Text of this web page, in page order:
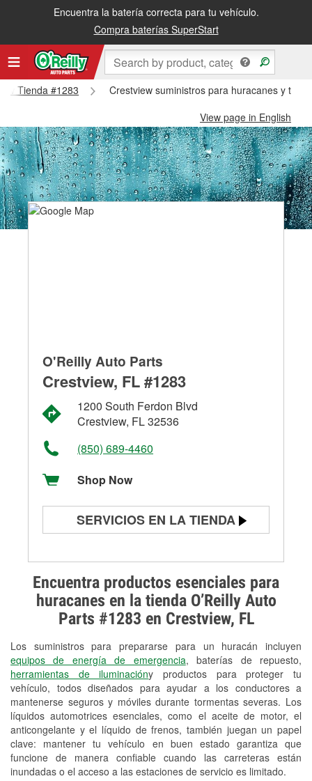
Encuentra la batería correcta para tu vehículo.
Compra baterías SuperStart
Tienda #1283
Crestview suministros para huracanes y
View page in English
Encuentra productos esenciales para
huracanes en la tienda O’Reilly Auto
Parts #1283 en Crestview, FL
Los suministros para prepararse para un huracán incluyen
equipos de energía de emergencia, baterías de repuesto,
herramientas de iluminacióny productos para proteger tu
vehículo, todos diseñados para ayudar a los conductores a
mantenerse seguros y móviles durante tormentas severas. Los
líquidos automotrices esenciales, como el aceite de motor, el
anticongelante y el líquido de frenos, también juegan un papel
clave: mantener tu vehículo en buen estado garantiza que
funcione de manera confiable cuando las carreteras están
inundadas o el acceso a las estaciones de servicio es limitado.
O'Reilly Auto Parts
Crestview, FL #1283
1200 South Ferdon Blvd
Crestview, FL 32536
(850) 689-4460
Shop Now
SERVICIOS EN LA TIENDA
Prueba de alternadores y
arrancadores
Revisión de la luz "Check Engine"
Reciclaje de baterías y aceite
Instalación de bombillas de faros
Instalación de limpiaparabrisas
Programa de Préstamo de
Herramientas
Rectificación de tambores y discos de